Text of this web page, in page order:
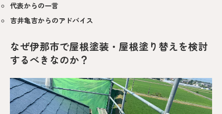
代表からの一言
吉井亀吉からのアドバイス
なぜ伊那市で屋根塗装・屋根塗り替えを検討
するべきなのか？